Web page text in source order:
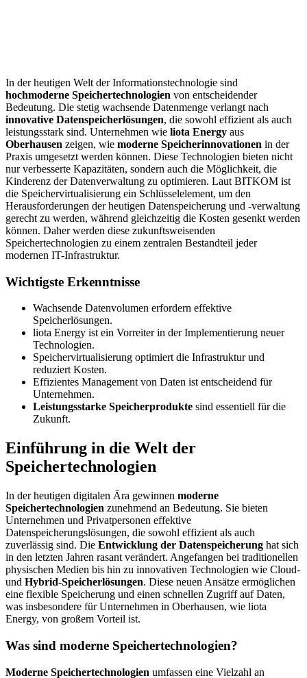
In der heutigen Welt der Informationstechnologie sind
hochmoderne Speichertechnologien von entscheidender
Bedeutung. Die stetig wachsende Datenmenge verlangt nach
innovative Datenspeicherlösungen, die sowohl effizient als auch
leistungsstark sind. Unternehmen wie liota Energy aus
Oberhausen zeigen, wie moderne Speicherinnovationen in der
Praxis umgesetzt werden können. Diese Technologien bieten nicht
nur verbesserte Kapazitäten, sondern auch die Möglichkeit, die
Kinderenz der Datenverwaltung zu optimieren. Laut BITKOM ist
die Speichervirtualisierung ein Schlüsselelement, um den
Herausforderungen der heutigen Datenspeicherung und -verwaltung
gerecht zu werden, während gleichzeitig die Kosten gesenkt werden
können. Daher werden diese zukunftsweisenden
Speichertechnologien zu einem zentralen Bestandteil jeder
modernen IT-Infrastruktur.
Wichtigste Erkenntnisse
Wachsende Datenvolumen erfordern effektive
Speicherlösungen.
liota Energy ist ein Vorreiter in der Implementierung neuer
Technologien.
Speichervirtualisierung optimiert die Infrastruktur und
reduziert Kosten.
Effizientes Management von Daten ist entscheidend für
Unternehmen.
Leistungsstarke Speicherprodukte sind essentiell für die
Zukunft.
Einführung in die Welt der
Speichertechnologien
In der heutigen digitalen Ära gewinnen moderne
Speichertechnologien zunehmend an Bedeutung. Sie bieten
Unternehmen und Privatpersonen effektive
Datenspeicherungslösungen, die sowohl effizient als auch
zuverlässig sind. Die Entwicklung der Datenspeicherung hat sich
in den letzten Jahren rasant verändert. Angefangen bei traditionellen
physischen Medien bis hin zu innovativen Technologien wie Cloud-
und Hybrid-Speicherlösungen. Diese neuen Ansätze ermöglichen
eine flexible Speicherung und einen schnellen Zugriff auf Daten,
was insbesondere für Unternehmen in Oberhausen, wie liota
Energy, von großem Vorteil ist.
Was sind moderne Speichertechnologien?
Moderne Speichertechnologien umfassen eine Vielzahl an